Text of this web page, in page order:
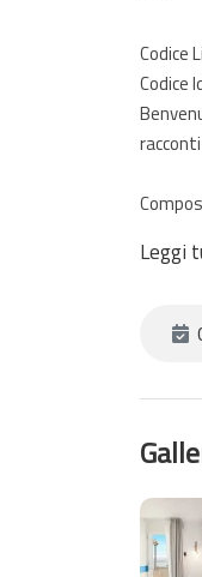
Codice
Codice
sarete
La
Leggi